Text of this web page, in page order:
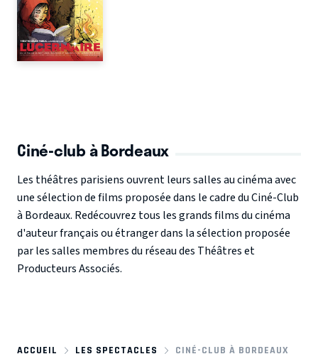
Ciné-club à Bordeaux
Les théâtres parisiens ouvrent leurs salles au cinéma avec
une sélection de films proposée dans le cadre du Ciné-Club
à Bordeaux. Redécouvrez tous les grands films du cinéma
d'auteur français ou étranger dans la sélection proposée
par les salles membres du réseau des Théâtres et
Producteurs Associés.
ACCUEIL LES SPECTACLES CINÉ-CLUB À BORDEAUX